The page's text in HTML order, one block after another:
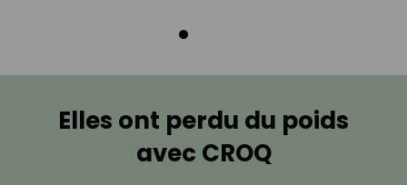
Elles ont perdu du poids
avec CROQ